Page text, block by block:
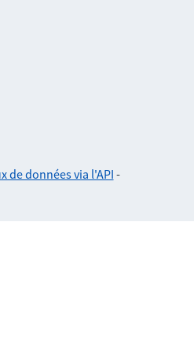
de données via l'API -